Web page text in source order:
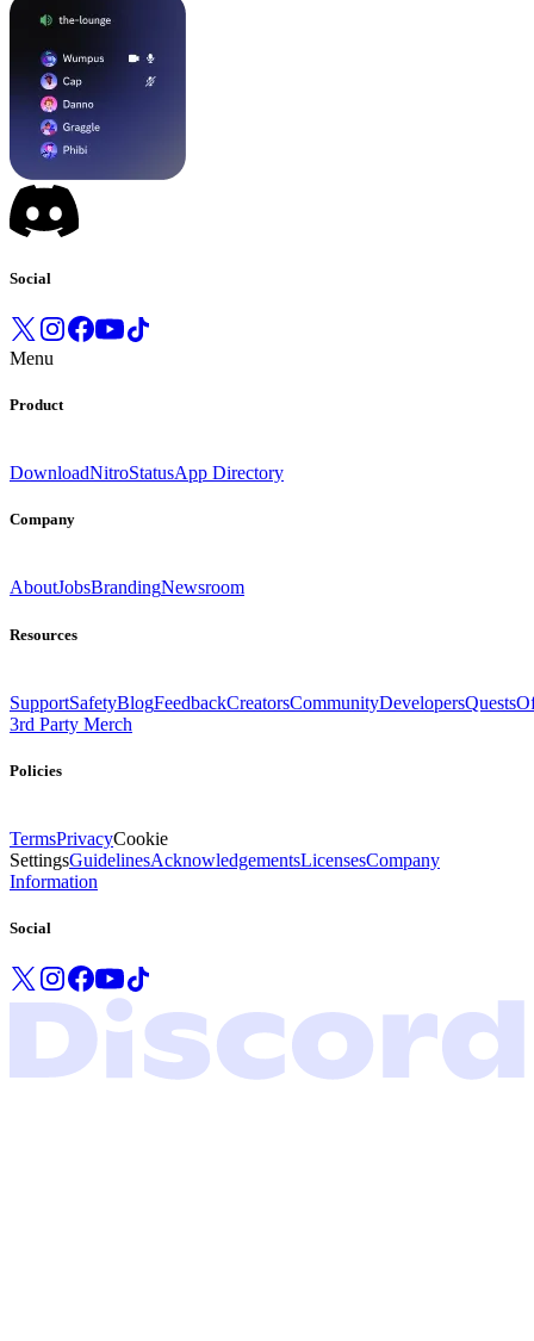
Social
Menu
Product
DownloadNitroStatusApp Directory
Company
AboutJobsBrandingNewsroom
Resources
SupportSafetyBlogFeedbackCreatorsCommunityDevelopersQuests
3rd Party Merch
Policies
TermsPrivacyCookie
SettingsGuidelinesAcknowledgementsLicensesCompany
Information
Social